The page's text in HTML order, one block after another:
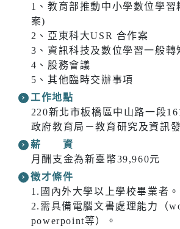
1、教育部推動中小學數位學習
案)
2、亞東科大USR 合作案
3、資訊科技及數位學習一般轉
4、股務會議
5、其他臨時交辦事項
工作地點
220新北市板橋區中山路一段
政府教育局－教育研究及資訊
薪 資
月酬支金為新臺幣39,960元
徵才條件
1.國內外大學以上學校畢業者。
2.需具備電腦文書處理能力（
powerpoint等）。